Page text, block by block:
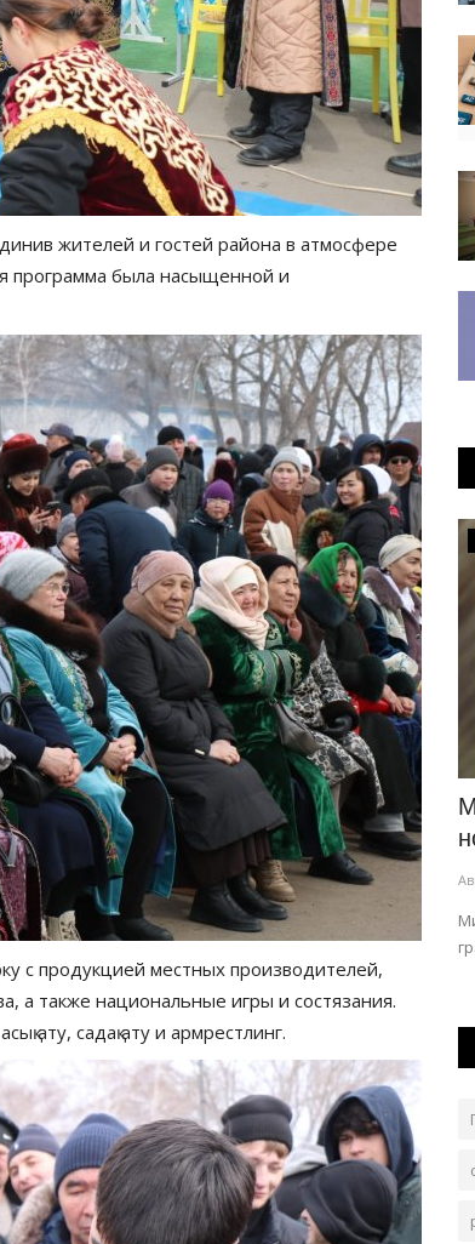
жителей и гостей района в атмосфере
программа была насыщенной и
с продукцией местных производителей,
а также национальные игры и состязания.
ату, садақ ату и армрестлинг.
Общество
Строителей Павлодарской области
поздравили с профессиональным...
Авг 7, 2026 0 141
Глава региона Асаин Байханов вручил им
государственные, ведомственные и областные...